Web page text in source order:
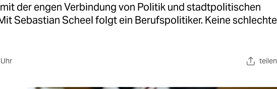
der engen Verbindung von Politik und stadtpolitischen
Sebastian Scheel folgt ein Berufspolitiker. Keine schlechte
teilen